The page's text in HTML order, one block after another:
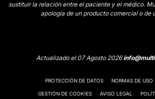
sustituir la relación entre el paciente y el médico.
apología de un producto comercial o de
Actualizado el 07 Agosto 2026
PROTECCIÓN DE DATOS NORMAS DE USO
GESTIÓN DE COOKIES AVISO LEGAL